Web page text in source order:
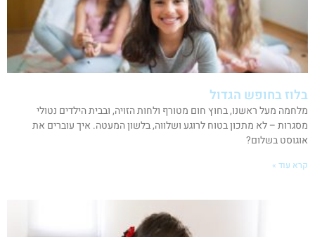
בלוז בחופש הגדול
מלחמה מעל ראשנו, בחוץ חום מטורף ולחות הזויה, ובבית הילדים נטולי
מסגרות – לא מתכון בטוח לרוגע ושלווה, בלשון המעטה. איך עוברים את
אוגוסט בשלום?
קרא עוד »